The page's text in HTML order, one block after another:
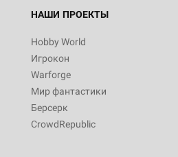
НАШИ ПРОЕКТЫ
Hobby World
Игрокон
Warforge
Мир фантастики
Берсерк
CrowdRepublic